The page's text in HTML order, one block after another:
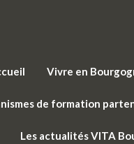
Vivre en
de formation
Les actualités VITA